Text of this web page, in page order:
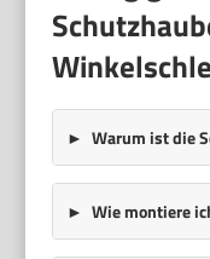
Warum ist die
Wie montiere